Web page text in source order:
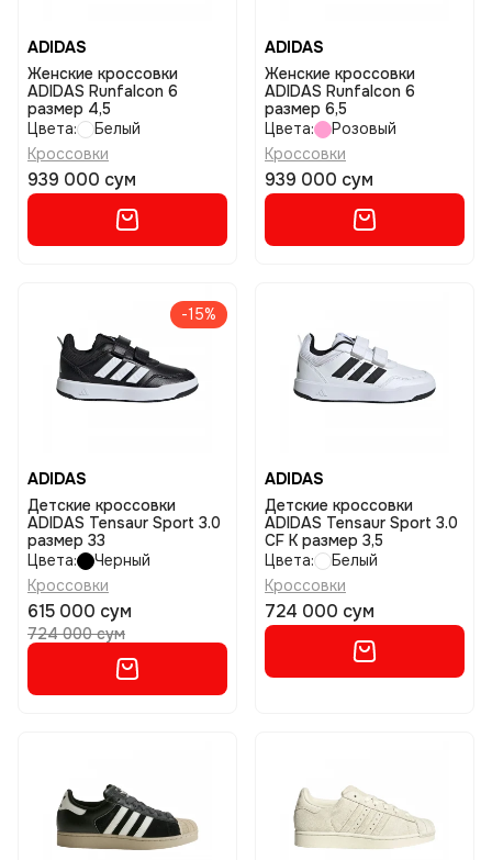
ADIDAS
Женские кроссовки
ADIDAS Runfalcon 6
размер 4,5
Цвета:
Белый
Кроссовки
939 000 сум
ADIDAS
Женские кроссовки
ADIDAS Runfalcon 6
размер 6,5
Цвета:
Розовый
Кроссовки
939 000 сум
-15%
ADIDAS
Детские кроссовки
ADIDAS Tensaur Sport 3.0
размер 33
Цвета:
Черный
Кроссовки
615 000 сум
724 000 сум
ADIDAS
Детские кроссовки
ADIDAS Tensaur Sport 3.0
CF K размер 3,5
Цвета:
Белый
Кроссовки
724 000 сум